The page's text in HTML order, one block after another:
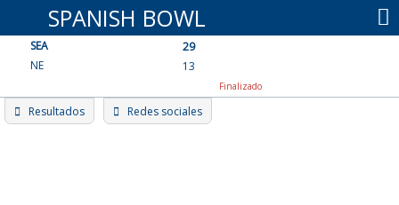
content
SPANISH BOWL
SEA
29
NE
13
Finalizado
Resultados Redes sociales